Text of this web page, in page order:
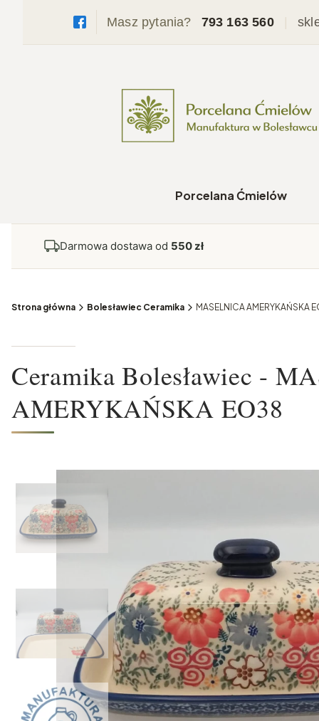
Masz pytania? 793 163 560
Porcelana Ćmielów
Darmowa dostawa od 550 zł
Strona główna Bolesławiec Ceramika MASELNICA AMERYKAŃSKA
Ceramika Bolesławiec -
AMERYKAŃSKA EO38